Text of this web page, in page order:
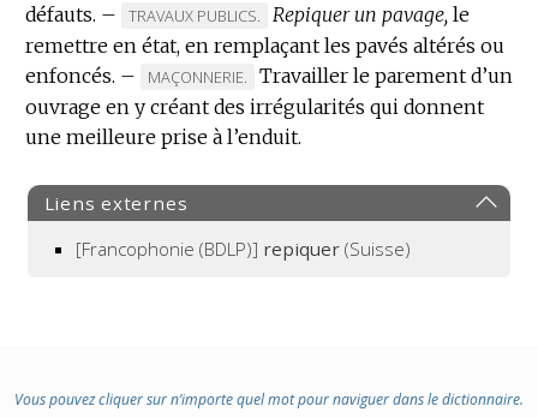
:
défauts. –
MARQUE
DE
DOMAINE
:
TRAVAUX PUBLICS. Repiquer un pavage, le
remettre en état, en remplaçant les pavés altérés ou
enfoncés. –
MARQUE
DE
DOMAINE
MAÇONNERIE.
Travailler le parement d’un
ouvrage en y créant des irrégularités qui donnent
une meilleure prise à l’enduit.
Liens externes
[Francophonie (BDLP)] repiquer (Suisse)
Vous pouvez cliquer sur n’importe quel mot pour naviguer dans le dictionnaire.